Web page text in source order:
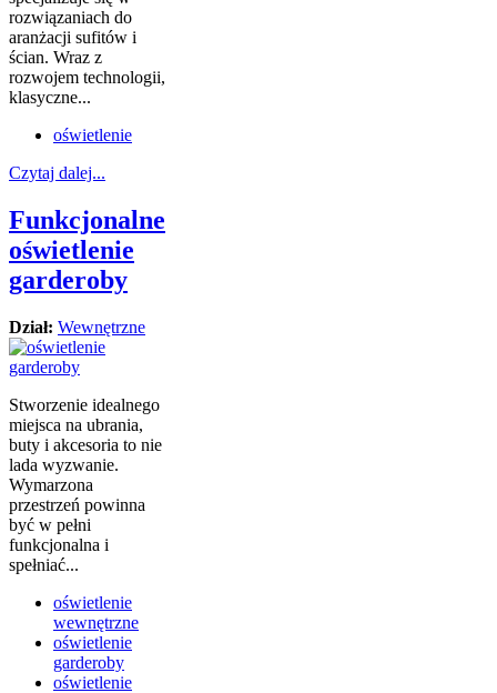
rozwiązaniach do
aranżacji sufitów i
ścian. Wraz z
rozwojem technologii,
klasyczne...
oświetlenie
Czytaj dalej...
Funkcjonalne
oświetlenie
garderoby
Dział: Wewnętrzne
Stworzenie idealnego
miejsca na ubrania,
buty i akcesoria to nie
lada wyzwanie.
Wymarzona
przestrzeń powinna
być w pełni
funkcjonalna i
spełniać...
oświetlenie
wewnętrzne
oświetlenie
garderoby
oświetlenie